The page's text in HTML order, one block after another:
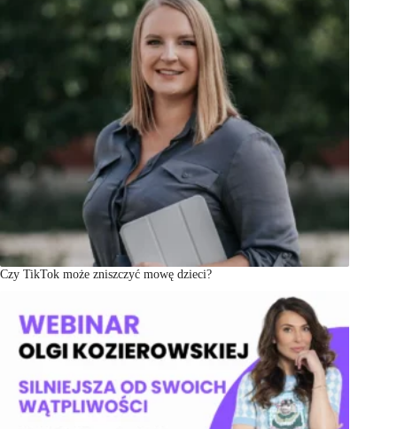
Czy TikTok może zniszczyć mowę dzieci?